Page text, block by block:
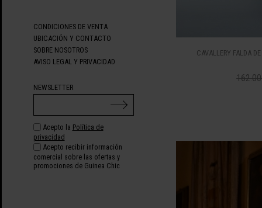
CONDICIONES DE VENTA
UBICACIÓN Y CONTACTO
SOBRE NOSOTROS
AVISO LEGAL Y PRIVACIDAD
NEWSLETTER
Acepto la Política de
privacidad
Acepto recibir información
comercial sobre las ofertas y
promociones de Guinea Chic
CAVALLERY FALDA
162.00